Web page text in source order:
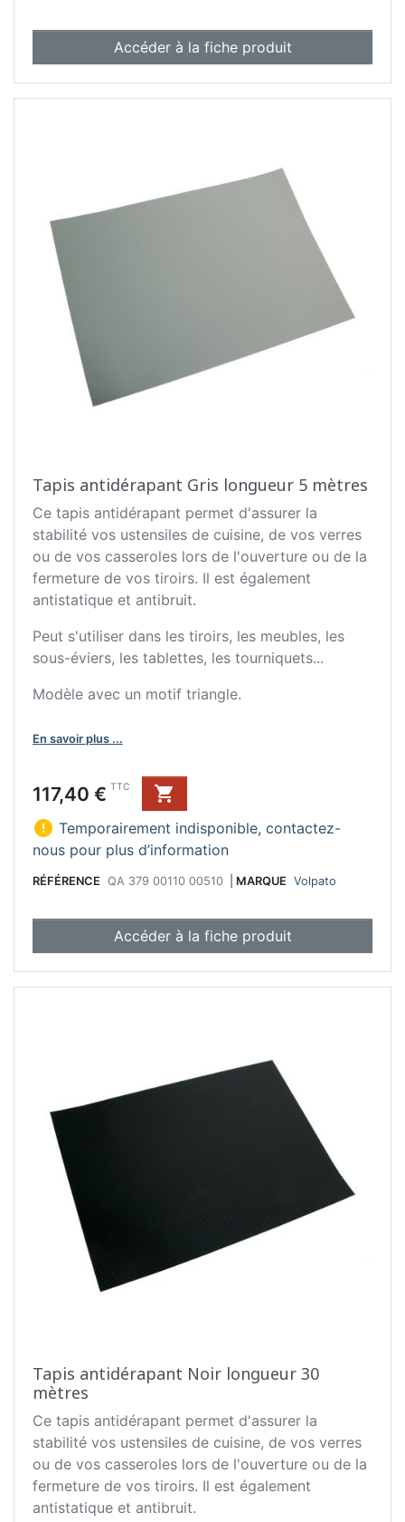
Accéder à la fiche produit
Tapis antidérapant Gris longueur 5 mètres
Ce tapis antidérapant permet d'assurer la
stabilité vos ustensiles de cuisine, de vos verres
ou de vos casseroles lors de l'ouverture ou de la
fermeture de vos tiroirs. Il est également
antistatique et antibruit.
Peut s'utiliser dans les tiroirs, les meubles, les
sous-éviers, les tablettes, les tourniquets...
Modèle avec un motif triangle.
En savoir plus ...
Prix
117,40 € TTC

 Temporairement indisponible, contactez-
nous pour plus d’information
RÉFÉRENCE QA 379 00110 00510 MARQUE Volpato
Accéder à la fiche produit
Tapis antidérapant Noir longueur 30
mètres
Ce tapis antidérapant permet d'assurer la
stabilité vos ustensiles de cuisine, de vos verres
ou de vos casseroles lors de l'ouverture ou de la
fermeture de vos tiroirs. Il est également
antistatique et antibruit.